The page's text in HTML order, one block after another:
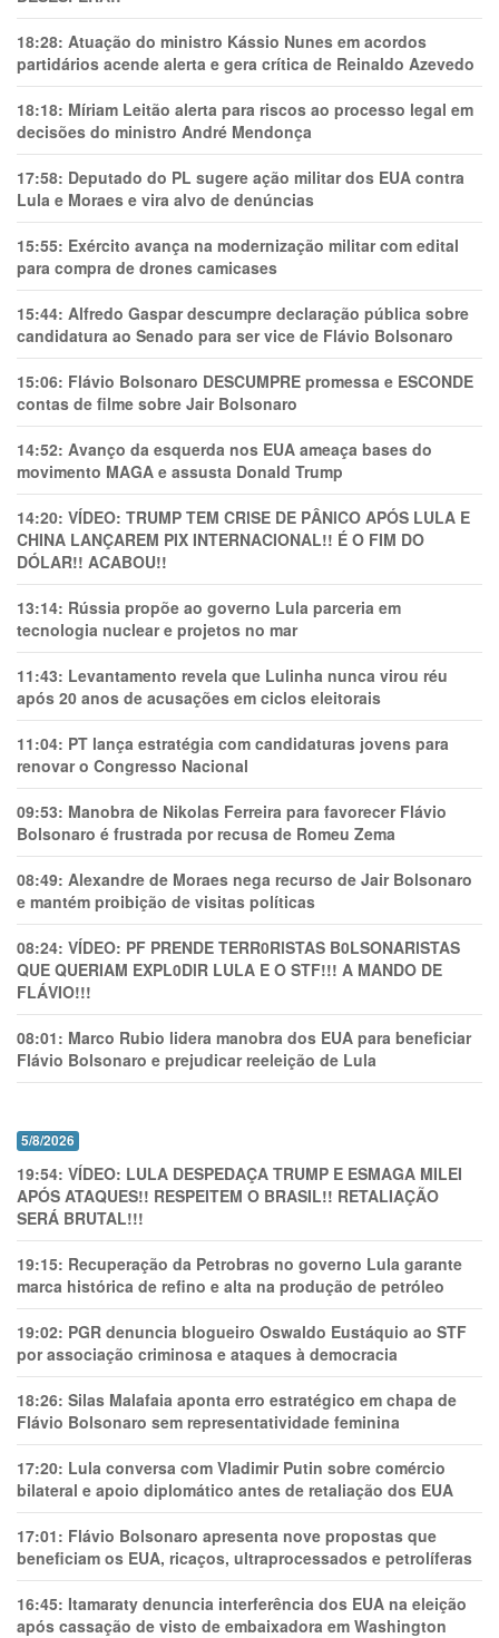
18:28: Atuação do ministro Kássio Nunes em acordos
partidários acende alerta e gera crítica de Reinaldo Azevedo
18:18: Míriam Leitão alerta para riscos ao processo legal em
decisões do ministro André Mendonça
17:58: Deputado do PL sugere ação militar dos EUA contra
Lula e Moraes e vira alvo de denúncias
15:55: Exército avança na modernização militar com edital
para compra de drones camicases
15:44: Alfredo Gaspar descumpre declaração pública sobre
candidatura ao Senado para ser vice de Flávio Bolsonaro
15:06: Flávio Bolsonaro DESCUMPRE promessa e ESCONDE
contas de filme sobre Jair Bolsonaro
14:52: Avanço da esquerda nos EUA ameaça bases do
movimento MAGA e assusta Donald Trump
14:20: VÍDEO: TRUMP TEM CRlSE DE PÂNlCO APÓS LULA E
CHINA LANÇAREM PIX INTERNACIONAL!! É O FIM DO
DÓLAR!! ACABOU!!
13:14: Rússia propõe ao governo Lula parceria em
tecnologia nuclear e projetos no mar
11:43: Levantamento revela que Lulinha nunca virou réu
após 20 anos de acusações em ciclos eleitorais
11:04: PT lança estratégia com candidaturas jovens para
renovar o Congresso Nacional
09:53: Manobra de Nikolas Ferreira para favorecer Flávio
Bolsonaro é frustrada por recusa de Romeu Zema
08:49: Alexandre de Moraes nega recurso de Jair Bolsonaro
e mantém proibição de visitas políticas
08:24: VÍDEO: PF PRENDE TERR0RlSTAS B0LSONARlSTAS
QUE QUERIAM EXPL0DlR LULA E O STF!!! A MANDO DE
FLÁVIO!!!
08:01: Marco Rubio lidera manobra dos EUA para beneficiar
Flávio Bolsonaro e prejudicar reeleição de Lula
5/8/2026
19:54: VÍDEO: LULA DESPEDAÇA TRUMP E ESMAGA MILEI
APÓS ATAQUES!! RESPEITEM O BRASIL!! RETALIAÇÃO
SERÁ BRUTAL!!!
19:15: Recuperação da Petrobras no governo Lula garante
marca histórica de refino e alta na produção de petróleo
19:02: PGR denuncia blogueiro Oswaldo Eustáquio ao STF
por associação criminosa e ataques à democracia
18:26: Silas Malafaia aponta erro estratégico em chapa de
Flávio Bolsonaro sem representatividade feminina
17:20: Lula conversa com Vladimir Putin sobre comércio
bilateral e apoio diplomático antes de retaliação dos EUA
17:01: Flávio Bolsonaro apresenta nove propostas que
beneficiam os EUA, ricaços, ultraprocessados e petrolíferas
16:45: Itamaraty denuncia interferência dos EUA na eleição
após cassação de visto de embaixadora em Washington